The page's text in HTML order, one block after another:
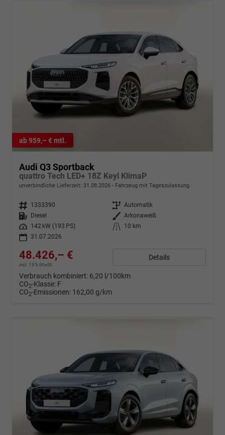
ab 959,– € mtl.
Audi Q3 Sportback
quattro Tech LED+ 18Z Keyl KlimaP
unverbindliche Lieferzeit: 31.08.2026 Fahrzeug mit Tageszulassung
Fahrzeugnr. 1333390 Getriebe Automatik
Kraftstoff
Diesel Außenfarbe Arkonaweiß
Leistung
142 kW (193 PS) Kilometerstand
10 km
31.07.2026
48.426,– €
incl. 19% MwSt.
Details
Verbrauch kombiniert: 6,20 l/100km
CO2-Klasse: F
CO2-Emissionen: 162,00 g/km